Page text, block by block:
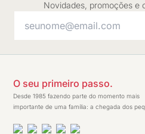
Novidades, promoções e
O seu primeiro passo.
Desde 1985 fazendo parte do momento mais
importante de uma família: a chegada dos